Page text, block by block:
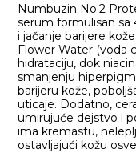
Numbuzin No.2
serum formulisan sa
i jačanje barijere
Flower Water (voda
hidrataciju, dok
smanjenju
barijeru kože,
uticaje. Dodatno,
umirujuće dejstvo i
ima kremastu,
ostavljajući kožu